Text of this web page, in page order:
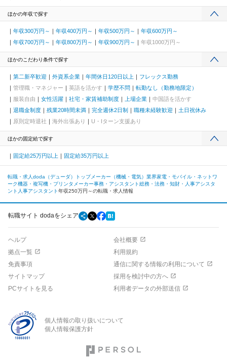
ほかの年収で探す
年収300万円～ 年収400万円～ 年収500万円～
年収600万円～
年収700万円～
年収800万円～ 年収900万円～ 年収1000万円～
ほかのこだわり条件で探す
第二新卒歓迎 外資系企業 年間休日120日以上
フレックス勤務
管理職・マネジャー
英語を活かす 学歴不問
転勤なし（勤務地限定）
服装自由
女性活躍 社宅・家賃補助制度 上場企業
中国語を活かす
退職金制度
残業20時間未満 完全週休2日制 職種未経験歓迎
土日祝休み
原則定時退社
海外出張あり U・Iターン支援あり
ほかの固定給で探す
固定給25万円以上 固定給35万円以上
転職・求人doda（デューダ）トップメーカー（機械・電気）業界家電・モバイル・ネットワ
ーク機器・複写機・プリンタメーカー事務・アシスタント総務・法務・知財・人事アシスタ
ント 人事アシスタント年収250万円～の転職・求人情報
転職サイト dodaをシェア
ヘルプ
会社概要
拠点一覧
利用規約
免責事項
通信に関する情報の利用について
サイトマップ
採用を検討中の方へ
PCサイトを見る
利用者データの外部送信
個人情報の取り扱いについて
個人情報保護方針